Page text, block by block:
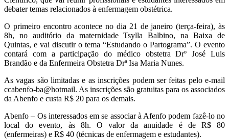
debater temas relacionados à enfermagem obstétrica.
O primeiro encontro acontece no dia 21 de janeiro (terça-feira), às
8h, no auditório da maternidade Tsylla Balbino, na Baixa de
Quintas, e vai discutir o tema “Estudando o Partograma”. O evento
contará com a participação do médico obstetra Drº José Luis
Brandão e da Enfermeira Obstetra Drª Isa Maria Nunes.
As vagas são limitadas e as inscrições podem ser feitas pelo e-mail
ccabenfo-ba@hotmail. As inscrições são gratuitas para os associados
da Abenfo e custa R$ 20 para os demais.
Abenfo – Os interessados em se associar à Afenfo podem fazê-lo no
local do evento, às 8h. O valor da anuidade é de R$ 80
(enfermeiras) e R$ 40 (técnicas de enfermagem e estudantes).